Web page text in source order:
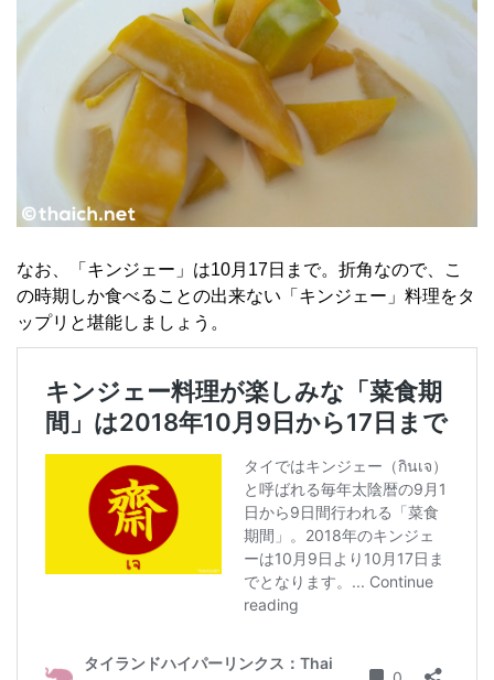
なお、「キンジェー」は10月17日まで。折角なので、こ
の時期しか食べることの出来ない「キンジェー」料理をタ
ップリと堪能しましょう。